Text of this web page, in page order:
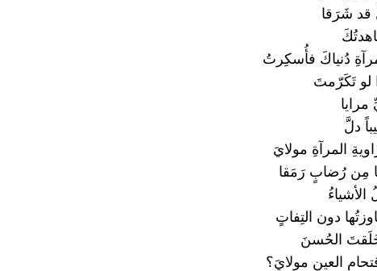
قد شَرَقا
دُنياكَ فأُسكِرتُ
لو تَكَرّمتَ
مرايا
دلَّ
المرآةِ مولايَ
مِن رُضابٍ رَمَقا
دون التِفاتٍ
الحُسنَ
العينِ مولايَ؟